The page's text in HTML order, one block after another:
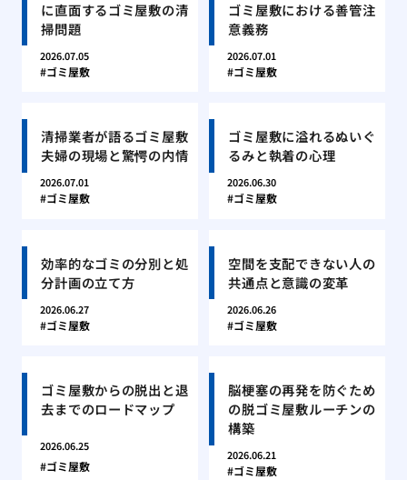
に直面するゴミ屋敷の清
掃問題
2026.07.05
ゴミ屋敷
ゴミ屋敷における善管注
意義務
2026.07.01
ゴミ屋敷
清掃業者が語るゴミ屋敷
夫婦の現場と驚愕の内情
2026.07.01
ゴミ屋敷
ゴミ屋敷に溢れるぬいぐ
るみと執着の心理
2026.06.30
ゴミ屋敷
効率的なゴミの分別と処
分計画の立て方
2026.06.27
ゴミ屋敷
空間を支配できない人の
共通点と意識の変革
2026.06.26
ゴミ屋敷
ゴミ屋敷からの脱出と退
去までのロードマップ
2026.06.25
ゴミ屋敷
脳梗塞の再発を防ぐため
の脱ゴミ屋敷ルーチンの
構築
2026.06.21
ゴミ屋敷